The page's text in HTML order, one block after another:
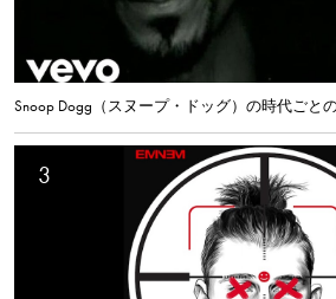
Snoop Dogg（スヌープ・ドッグ）の時代ごと